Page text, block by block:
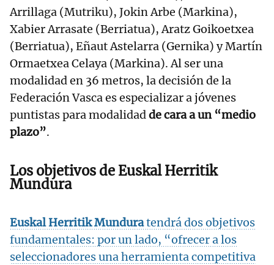
Arrillaga (Mutriku), Jokin Arbe (Markina),
Xabier Arrasate (Berriatua), Aratz Goikoetxea
(Berriatua), Eñaut Astelarra (Gernika) y Martín
Ormaetxea Celaya (Markina). Al ser una
modalidad en 36 metros, la decisión de la
Federación Vasca es especializar a jóvenes
puntistas para modalidadde cara a un “medio
plazo”.
Los objetivos de EuskalHerritik
Mundura
EuskalHerritik Munduratendrá dos objetivos
fundamentales: por un lado, “ofrecer a los
seleccionadores una herramienta competitiva